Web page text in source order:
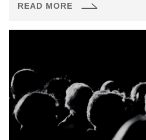
自己「是不負責任的父親，對
READ MORE